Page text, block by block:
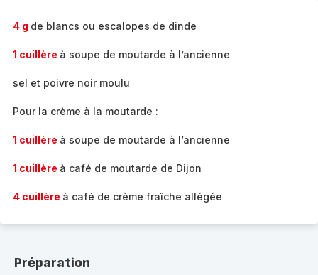
4 g de blancs ou escalopes de dinde
1 cuillère à soupe de moutarde à l’ancienne
sel et poivre noir moulu
Pour la crème à la moutarde :
1 cuillère à soupe de moutarde à l’ancienne
1 cuillère à café de moutarde de Dijon
4 cuillère à café de crème fraîche allégée
Préparation